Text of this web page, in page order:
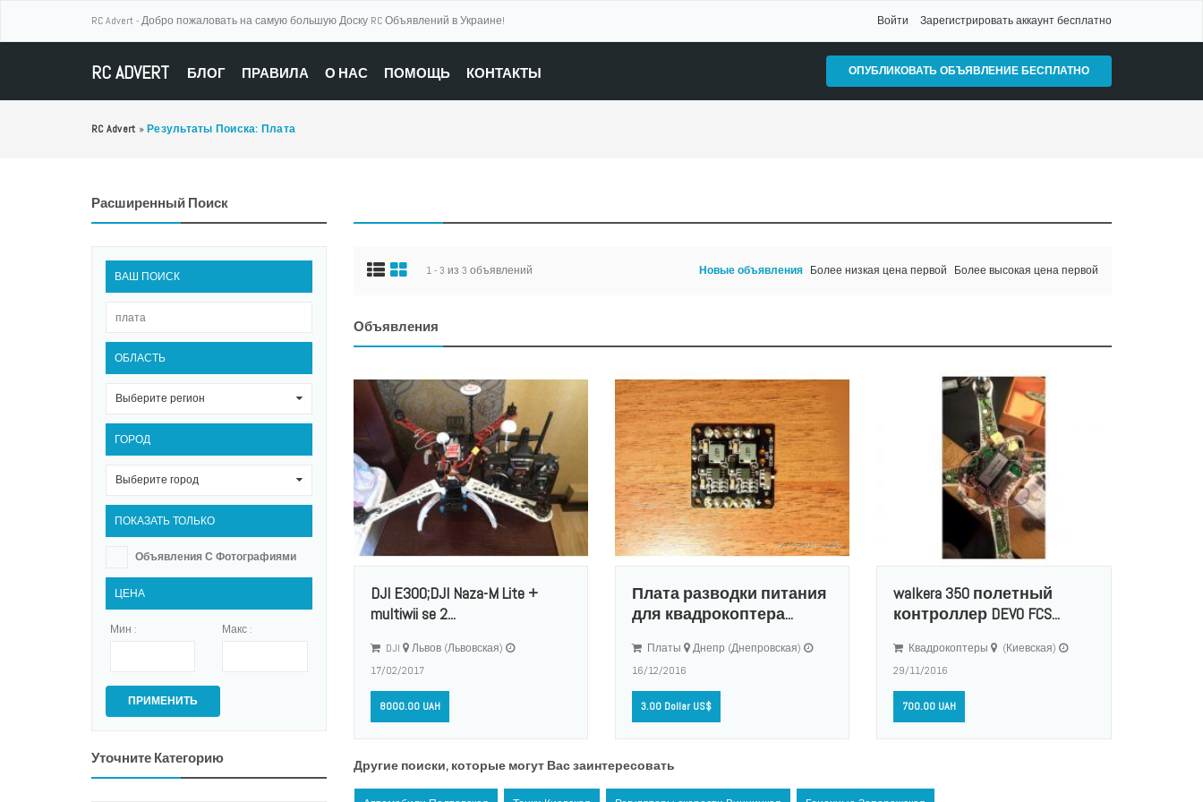
RC Advert - Добро пожаловать на самую большую Доску RC Объявлений в Украине! Войти Зарегистрировать аккаунт бесплатно
RC ADVERT БЛОГ ПРАВИЛА О НАС ПОМОЩЬ КОНТАКТЫ ОПУБЛИКОВАТЬ ОБЪЯВЛЕНИЕ БЕСПЛАТНО
RC Advert »Результаты Поиска: Плата
Расширенный Поиск
ВАШ ПОИСК
ОБЛАСТЬ
Выберите регион
ГОРОД
Выберите город
ПОКАЗАТЬ ТОЛЬКО
Объявления С Фотографиями
ЦЕНА
Мин : Макс :
ПРИМЕНИТЬ
Уточните Категорию
1 - 3 из 3 объявлений Новые объявления Более низкая цена первой Более высокая цена первой
Объявления
DJI E300;DJI Naza-M Lite +
multiwii se 2...
DJI
Львов (Львовская)
17/02/2017
8000.00 UAH
Плата разводки питания
для квадрокоптера...
Платы
Днепр (Днепровская)
16/12/2016
3.00 Dollar US$
walkera 350 полетный
контроллер DEVO FCS...
Квадрокоптеры
(Киевская)
29/11/2016
700.00 UAH
Другие поиски, которые могут Вас заинтересовать